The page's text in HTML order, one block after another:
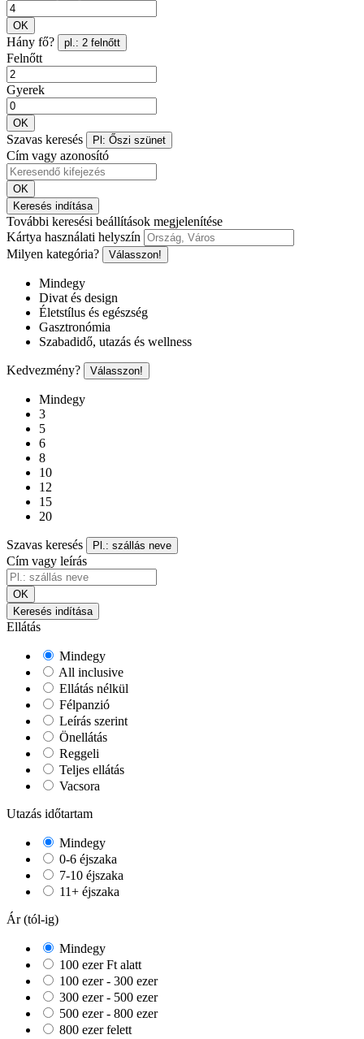
OK
Hány fő? pl.: 2 felnőtt
Felnőtt
Gyerek
OK
Szavas keresés Pl: Őszi szünet
Cím vagy azonosító
OK
Keresés indítása
További keresési beállítások megjelenítése
Kártya használati helyszín
Milyen kategória?
Válasszon!
Mindegy
Divat és design
Életstílus és egészség
Gasztronómia
Szabadidő, utazás és wellness
Kedvezmény? Válasszon!
Mindegy
3
5
6
8
10
12
15
20
Szavas keresés Pl.: szállás neve
Cím vagy leírás
OK
Keresés indítása
Ellátás
Mindegy
All inclusive
Ellátás nélkül
Félpanzió
Leírás szerint
Önellátás
Reggeli
Teljes ellátás
Vacsora
Utazás időtartam
Mindegy
0-6 éjszaka
7-10 éjszaka
11+ éjszaka
Ár (tól-ig)
Mindegy
100 ezer Ft alatt
100 ezer - 300 ezer
300 ezer - 500 ezer
500 ezer - 800 ezer
800 ezer felett